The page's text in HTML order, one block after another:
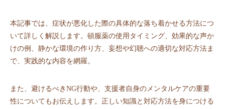
本記事では、症状が悪化した際の具体的な落ち着かせる方法につ
いて詳しく解説します。頓服薬の使用タイミング、効果的な声か
けの例、静かな環境の作り方、妄想や幻聴への適切な対応方法ま
で、実践的な内容を網羅。
また、避けるべきNG行動や、支援者自身のメンタルケアの重要
性についてもお伝えします。正しい知識と対応方法を身につける